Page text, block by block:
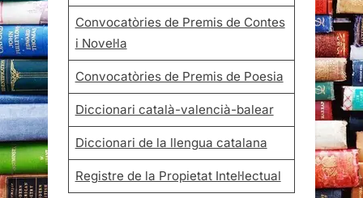
Convocatòries de Premis de Contes
i Novel·la
Convocatòries de Premis de Poesia
Diccionari català-valencià-balear
Diccionari de la llengua catalana
Registre de la Propietat Intel·lectual